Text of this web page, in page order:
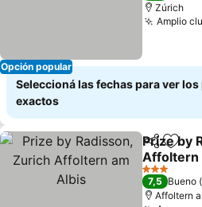
Opción popular
Zúrich
Amplio
Seleccioná las fechas para ver
exactos
Compartir
Prize by
Affoltern
Ver
3 Estrellas
7,5 Bueno
Affoltern